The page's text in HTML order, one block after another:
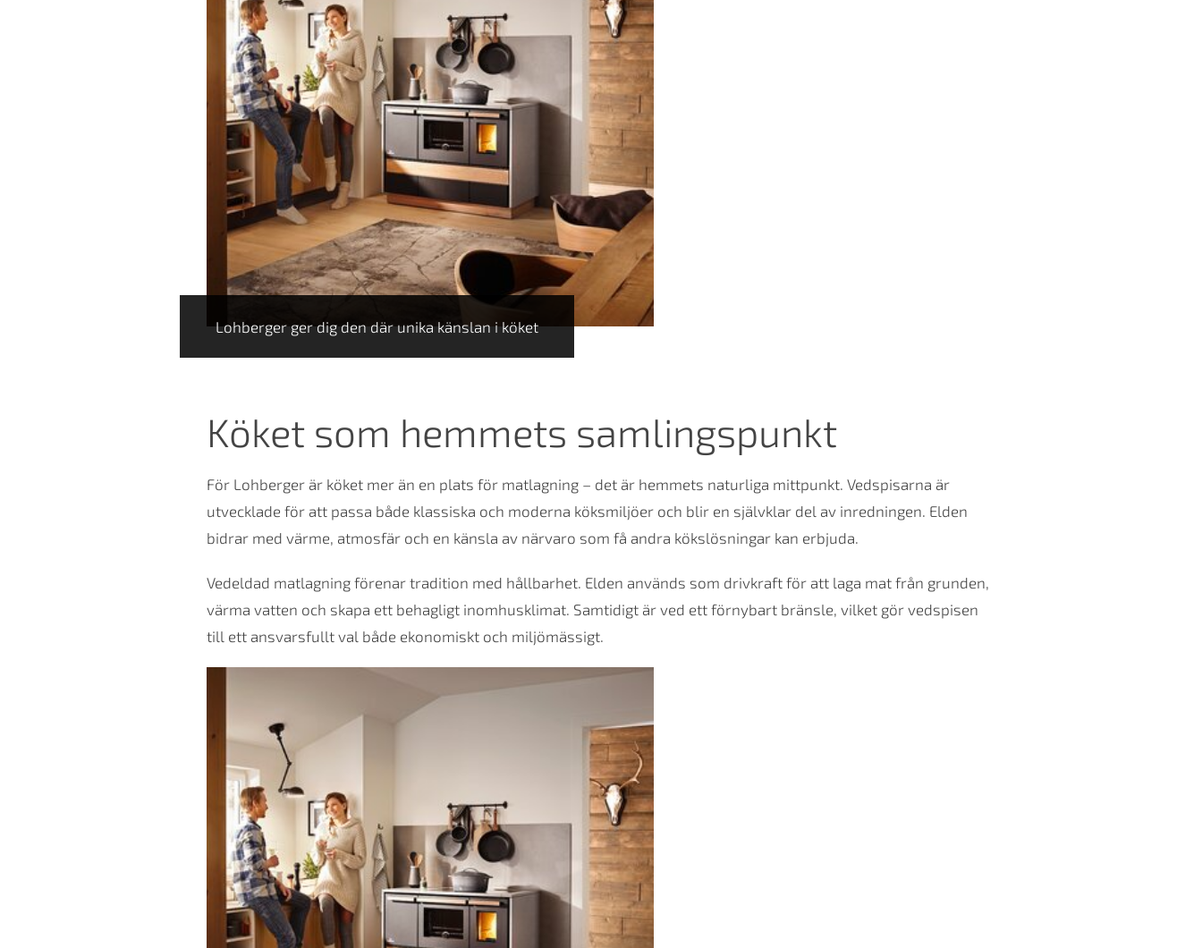
Lohberger ger dig den där unika känslan i köket
Köket som hemmets samlingspunkt
För Lohberger är köket mer än en plats för matlagning – det är hemmets naturliga mittpunkt. Vedspisarna är
utvecklade för att passa både klassiska och moderna köksmiljöer och blir en självklar del av inredningen. Elden
bidrar med värme, atmosfär och en känsla av närvaro som få andra kökslösningar kan erbjuda.
Vedeldad matlagning förenar tradition med hållbarhet. Elden används som drivkraft för att laga mat från grunden,
värma vatten och skapa ett behagligt inomhusklimat. Samtidigt är ved ett förnybart bränsle, vilket gör vedspisen
till ett ansvarsfullt val både ekonomiskt och miljömässigt.